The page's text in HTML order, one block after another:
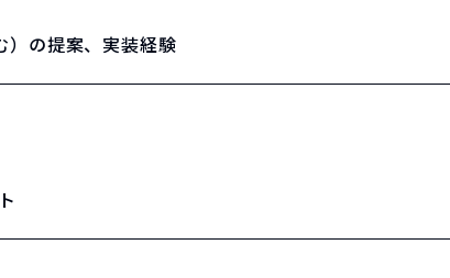
）の提案、実装経験